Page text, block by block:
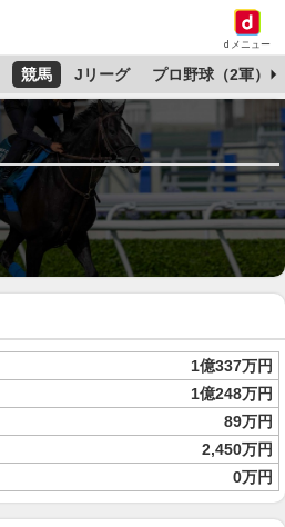
dメニュー
競馬 Jリーグ プロ野球（2軍）
1億337万円
1億248万円
89万円
2,450万円
0万円